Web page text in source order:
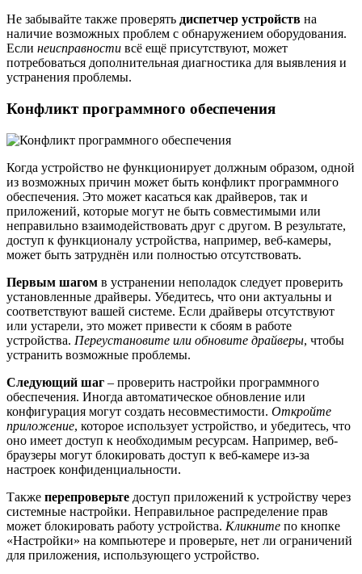
Не забывайте также проверять диспетчер устройств на
наличие возможных проблем с обнаружением оборудования.
Если неисправности всё ещё присутствуют, может
потребоваться дополнительная диагностика для выявления и
устранения проблемы.
Конфликт программного обеспечения
Когда устройство не функционирует должным образом, одной
из возможных причин может быть конфликт программного
обеспечения. Это может касаться как драйверов, так и
приложений, которые могут не быть совместимыми или
неправильно взаимодействовать друг с другом. В результате,
доступ к функционалу устройства, например, веб-камеры,
может быть затруднён или полностью отсутствовать.
Первым шагом в устранении неполадок следует проверить
установленные драйверы. Убедитесь, что они актуальны и
соответствуют вашей системе. Если драйверы отсутствуют
или устарели, это может привести к сбоям в работе
устройства. Переустановите или обновите драйверы, чтобы
устранить возможные проблемы.
Следующий шаг – проверить настройки программного
обеспечения. Иногда автоматическое обновление или
конфигурация могут создать несовместимости. Откройте
приложение, которое использует устройство, и убедитесь, что
оно имеет доступ к необходимым ресурсам. Например, веб-
браузеры могут блокировать доступ к веб-камере из-за
настроек конфиденциальности.
Также перепроверьте доступ приложений к устройству через
системные настройки. Неправильное распределение прав
может блокировать работу устройства. Кликните по кнопке
«Настройки» на компьютере и проверьте, нет ли ограничений
для приложения, использующего устройство.